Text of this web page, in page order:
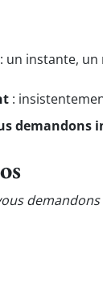
: un instante,
:
demandons
demandons